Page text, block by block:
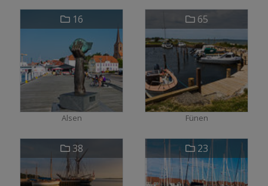
16
Alsen
65
Fünen
38 23